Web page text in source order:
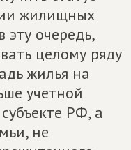
жилищных
эту очередь,
целому ряду
жилья на
учетной
РФ, а
не